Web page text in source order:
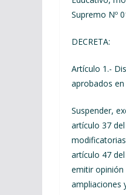
Supremo Nº
DECRETA:
Artículo 1.-
aprobados
Suspender,
artículo 37
artículo 47
emitir opinión
ampliaciones